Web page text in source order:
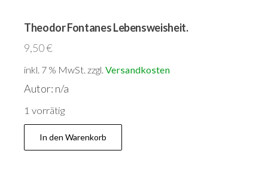
Theodor Fontanes Lebensweisheit.
9,50€
inkl. 7 % MwSt. zzgl. Versandkosten
Autor: n/a
1 vorrätig
Theodor
Fontanes
In den Warenkorb